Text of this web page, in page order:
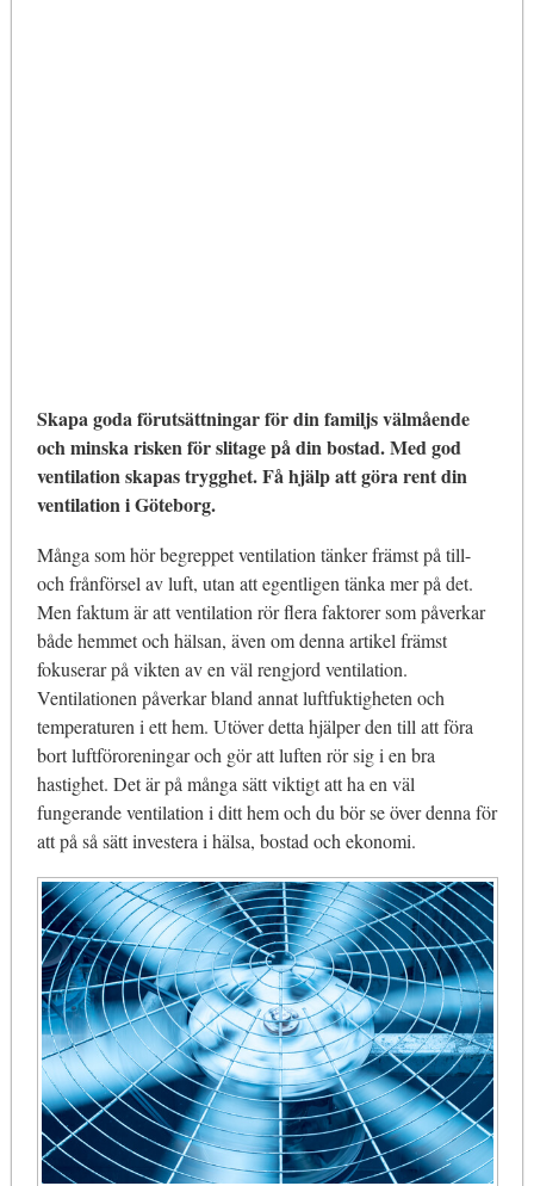
Skapa goda förutsättningar för din familjs välmående
och minska risken för slitage på din bostad. Med god
ventilation skapas trygghet. Få hjälp att göra rent din
ventilation i Göteborg.
Många som hör begreppet ventilation tänker främst på till-
och frånförsel av luft, utan att egentligen tänka mer på det.
Men faktum är att ventilation rör flera faktorer som påverkar
både hemmet och hälsan, även om denna artikel främst
fokuserar på vikten av en väl rengjord ventilation.
Ventilationen påverkar bland annat luftfuktigheten och
temperaturen i ett hem. Utöver detta hjälper den till att föra
bort luftföroreningar och gör att luften rör sig i en bra
hastighet. Det är på många sätt viktigt att ha en väl
fungerande ventilation i ditt hem och du bör se över denna för
att på så sätt investera i hälsa, bostad och ekonomi.